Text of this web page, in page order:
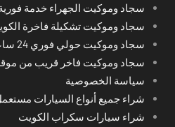
سجاد وموكيت الجهراء خدمة
سجاد وموكيت تشكيلة فاخرة
سجاد وموكيت حولي فوري 24 ساعة
سجاد وموكيت فاخر قريب من
سياسة الخصوصية
شراء جميع أنواع السيارات
شراء سيارات سكراب الكويت